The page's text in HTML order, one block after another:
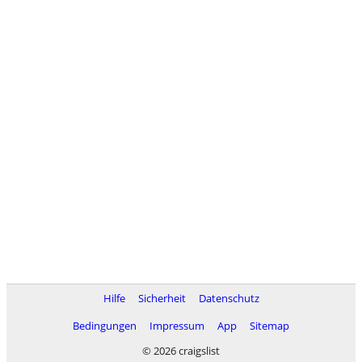
Hilfe Sicherheit
Datenschutz
Bedingungen
Impressum App
Sitemap
© 2026 craigslist